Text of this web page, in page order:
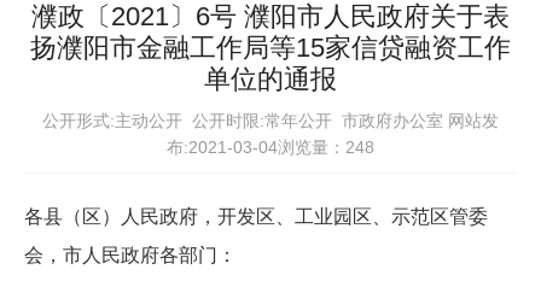
濮政〔2021〕6号 濮阳市人民政府关于表
扬濮阳市金融工作局等15家信贷融资工作
单位的通报
公开形式:主动公开 公开时限:常年公开 市政府办公室 网站发
布:2021-03-04浏览量： 248
各县（区）人民政府，开发区、工业园区、示范区管委
会，市人民政府各部门：